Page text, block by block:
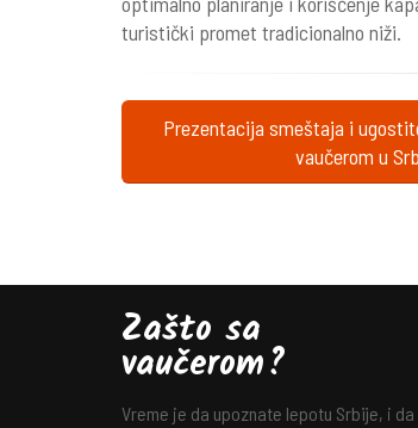
turistički promet tradicionalno niži.
Prezentacija smeštaja i
vaučerom u
Zašto sa
vaučerom?
Vreme je da upoznate lepotu Srbije, i da